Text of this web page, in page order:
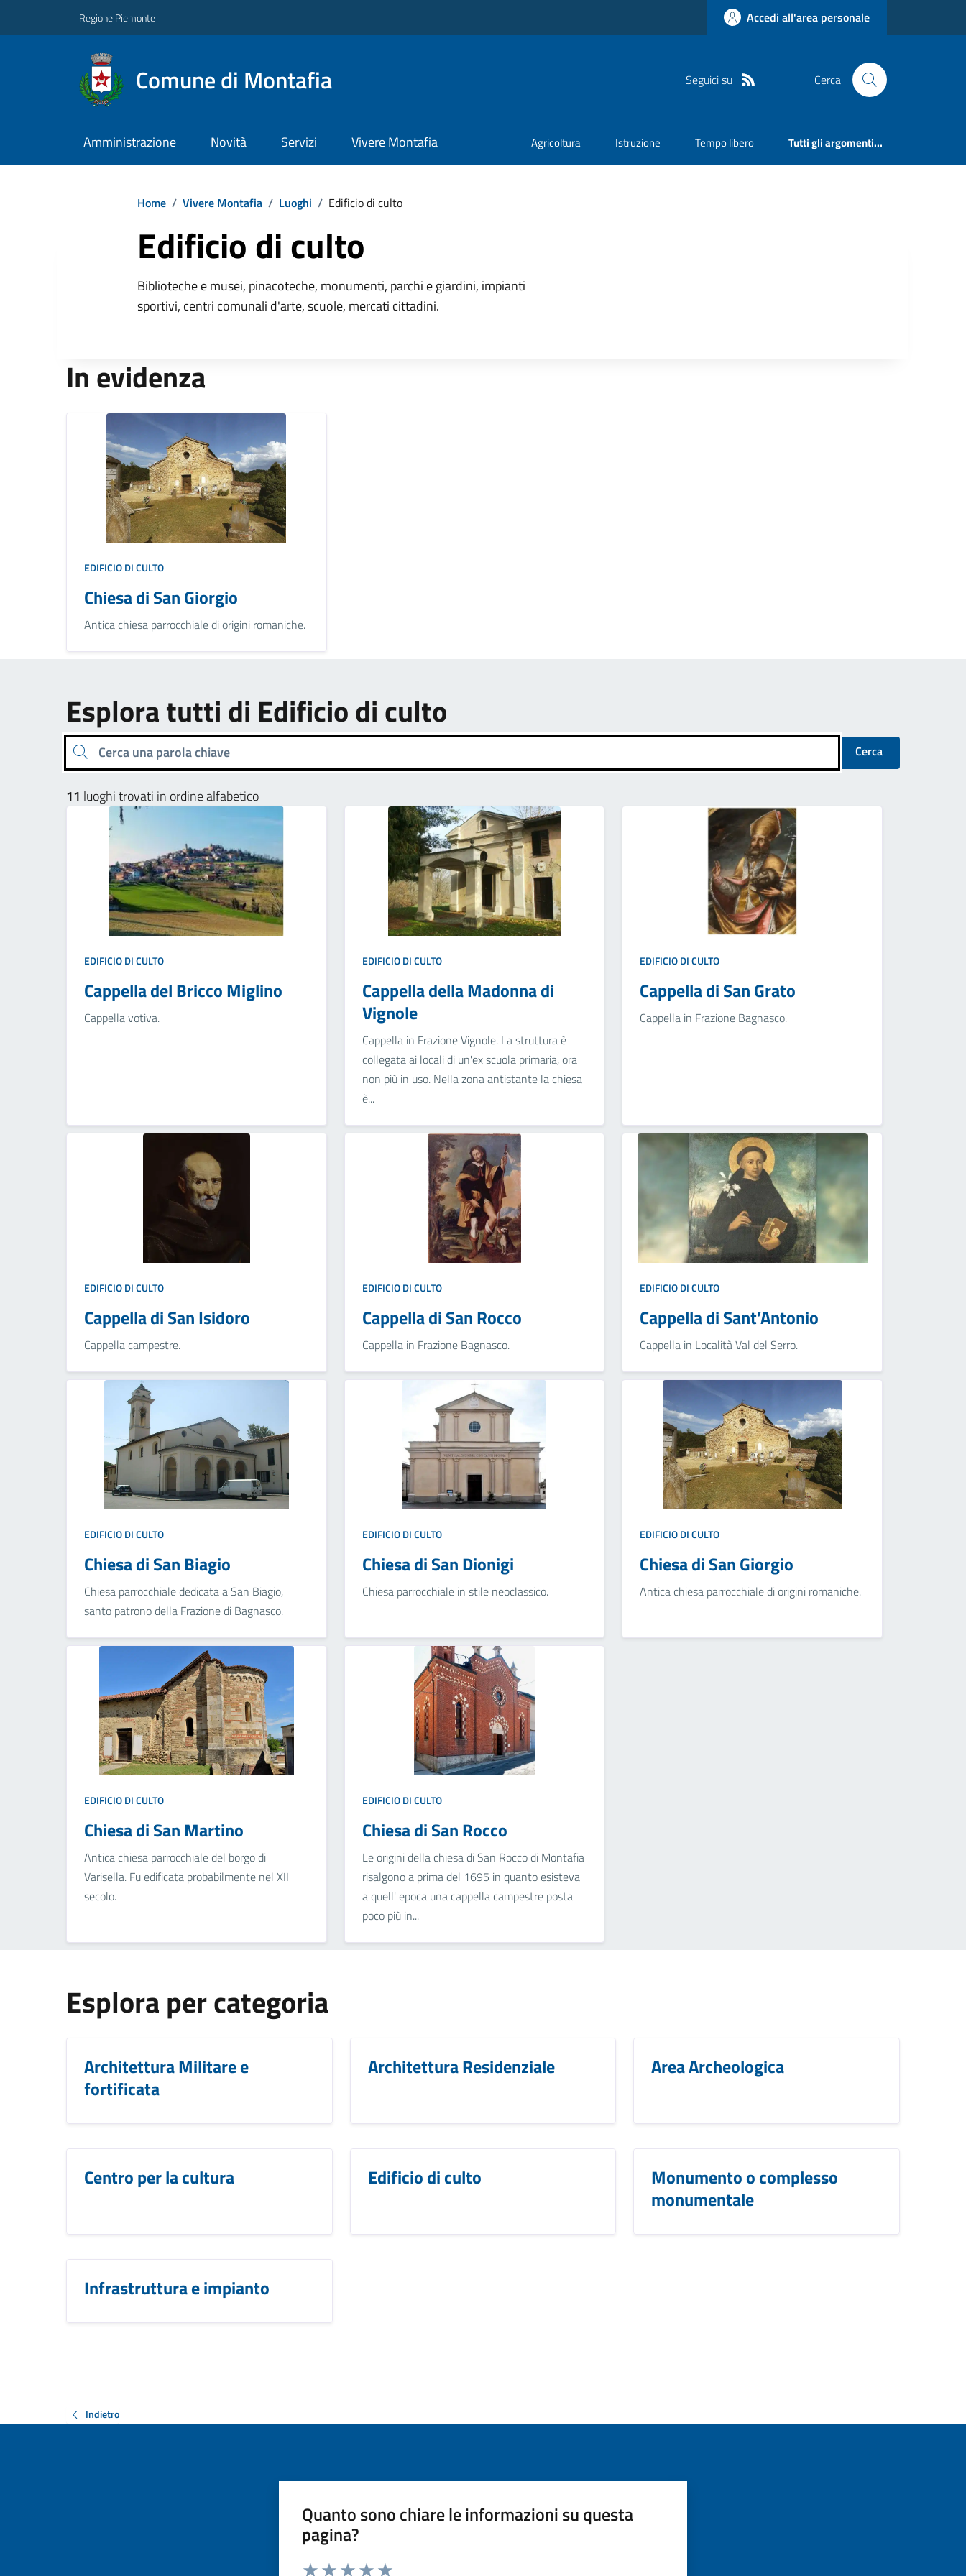
Regione Piemonte Accedi all'area personale
Comune di Montafia Seguici su Cerca
Amministrazione Novità Servizi Vivere Montafia Agricoltura Istruzione Tempo libero Tutti gli argomenti...
Home / Vivere Montafia / Luoghi / Edificio di culto
Edificio di culto
Biblioteche e musei, pinacoteche, monumenti, parchi e giardini, impianti
sportivi, centri comunali d'arte, scuole, mercati cittadini.
In evidenza
EDIFICIO DI CULTO
Chiesa di San Giorgio
Antica chiesa parrocchiale di origini romaniche.
Esplora tutti di Edificio di culto
Cerca una parola chiave Cerca
11 luoghi trovati in ordine alfabetico
EDIFICIO DI CULTO
Cappella del Bricco Miglino
Cappella votiva.
EDIFICIO DI CULTO
Cappella della Madonna di
Vignole
Cappella in Frazione Vignole. La struttura è
collegata ai locali di un'ex scuola primaria, ora
non più in uso. Nella zona antistante la chiesa
è...
EDIFICIO DI CULTO
Cappella di San Grato
Cappella in Frazione Bagnasco.
EDIFICIO DI CULTO
Cappella di San Isidoro
Cappella campestre.
EDIFICIO DI CULTO
Cappella di San Rocco
Cappella in Frazione Bagnasco.
EDIFICIO DI CULTO
Cappella di Sant’Antonio
Cappella in Località Val del Serro.
EDIFICIO DI CULTO
Chiesa di San Biagio
Chiesa parrocchiale dedicata a San Biagio,
santo patrono della Frazione di Bagnasco.
EDIFICIO DI CULTO
Chiesa di San Dionigi
Chiesa parrocchiale in stile neoclassico.
EDIFICIO DI CULTO
Chiesa di San Giorgio
Antica chiesa parrocchiale di origini romaniche.
EDIFICIO DI CULTO
Chiesa di San Martino
Antica chiesa parrocchiale del borgo di
Varisella. Fu edificata probabilmente nel XII
secolo.
EDIFICIO DI CULTO
Chiesa di San Rocco
Le origini della chiesa di San Rocco di Montafia
risalgono a prima del 1695 in quanto esisteva
a quell' epoca una cappella campestre posta
poco più in...
Esplora per categoria
Architettura Militare e
fortificata
Architettura Residenziale Area Archeologica
Centro per la cultura Edificio di culto
Monumento o complesso
monumentale
Infrastruttura e impianto
Indietro
Quanto sono chiare le informazioni su questa
pagina?
Valuta da 1 a 5 stelle la pagina